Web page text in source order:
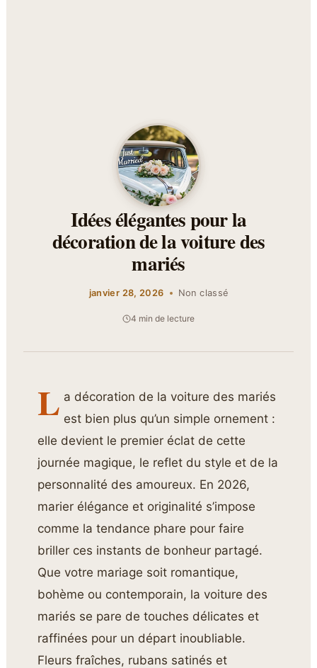
Idées élégantes pour la
décoration de la voiture des
mariés
janvier 28, 2026 Non classé
4 min de lecture
L a décoration de la voiture des mariés
est bien plus qu’un simple ornement :
elle devient le premier éclat de cette
journée magique, le reflet du style et de la
personnalité des amoureux. En 2026,
marier élégance et originalité s’impose
comme la tendance phare pour faire
briller ces instants de bonheur partagé.
Que votre mariage soit romantique,
bohème ou contemporain, la voiture des
mariés se pare de touches délicates et
raffinées pour un départ inoubliable.
Fleurs fraîches, rubans satinés et